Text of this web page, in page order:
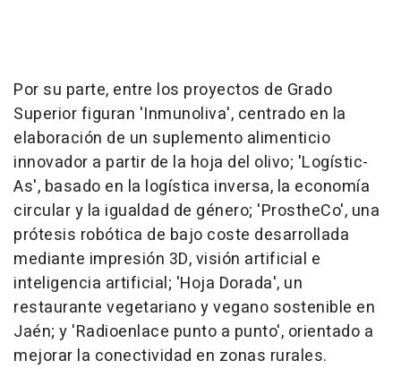
Por su parte, entre los proyectos de Grado
Superior figuran 'Inmunoliva', centrado en la
elaboración de un suplemento alimenticio
innovador a partir de la hoja del olivo; 'Logístic-
As', basado en la logística inversa, la economía
circular y la igualdad de género; 'ProstheCo', una
prótesis robótica de bajo coste desarrollada
mediante impresión 3D, visión artificial e
inteligencia artificial; 'Hoja Dorada', un
restaurante vegetariano y vegano sostenible en
Jaén; y 'Radioenlace punto a punto', orientado a
mejorar la conectividad en zonas rurales.